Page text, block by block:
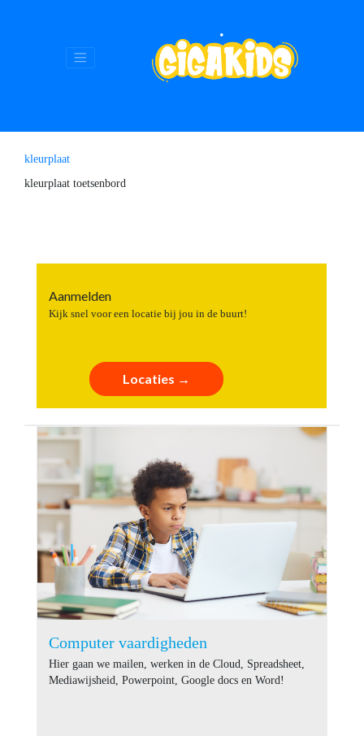
kleurplaat
kleurplaat toetsenbord
Aanmelden
Kijk snel voor een locatie bij jou in de buurt!
Locaties →
Computer vaardigheden
Hier gaan we mailen, werken in de Cloud, Spreadsheet,
Mediawijsheid, Powerpoint, Google docs en Word!